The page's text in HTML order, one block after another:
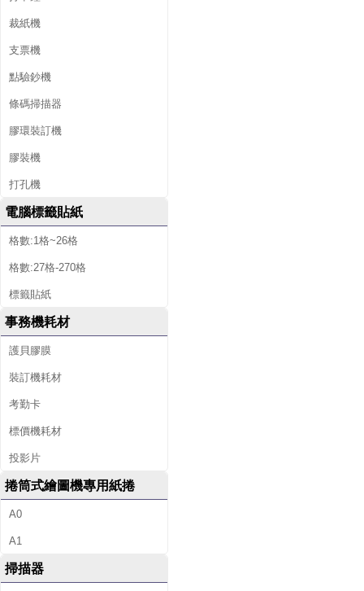
裁紙機
支票機
點驗鈔機
條碼掃描器
膠環裝訂機
膠裝機
打孔機
電腦標籤貼紙
格數:1格~26格
格數:27格-270格
標籤貼紙
事務機耗材
護貝膠膜
裝訂機耗材
考勤卡
標價機耗材
投影片
捲筒式繪圖機專用紙捲
A0
A1
掃描器